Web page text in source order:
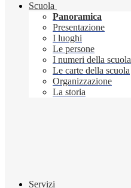
Scuola
Panoramica
Presentazione
I luoghi
Le persone
I numeri della scuola
Le carte della scuola
Organizzazione
La storia
Servizi